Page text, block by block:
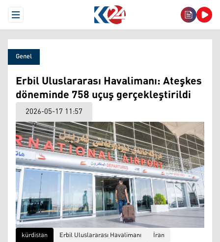
Open Menu
Genel
Erbil Uluslararası Havalimanı: Ateşkes
döneminde 758 uçuş gerçekleştirildi
2026-05-17 11:57
kürdistan Erbil Uluslararası Havalimanı İran